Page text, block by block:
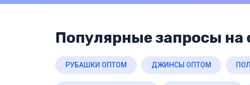
Популярные запросы на
РУБАШКИ ОПТОМ ДЖИНСЫ ОПТОМ